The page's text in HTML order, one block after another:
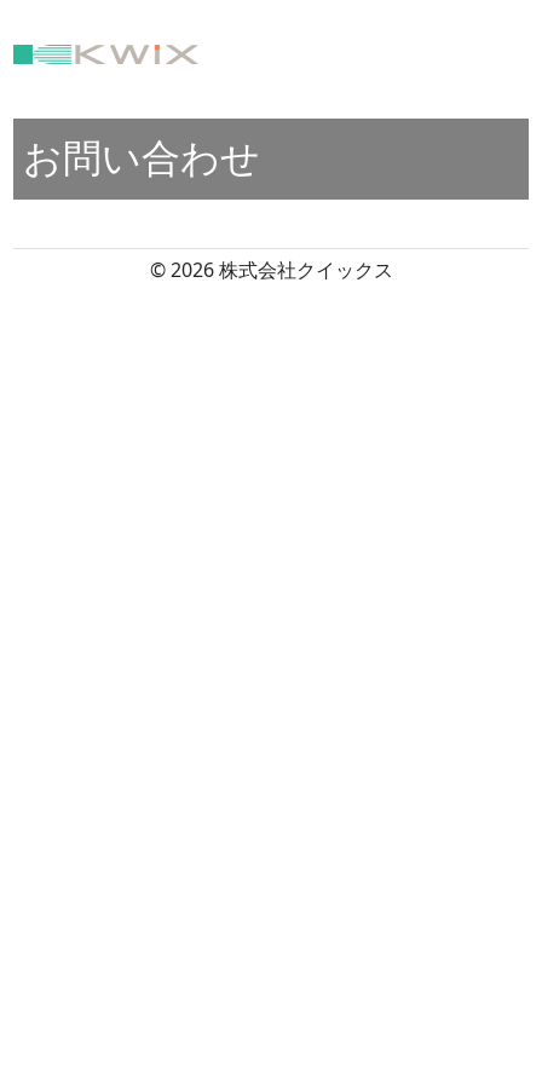
お問い合わせ
© 2026 株式会社クイックス